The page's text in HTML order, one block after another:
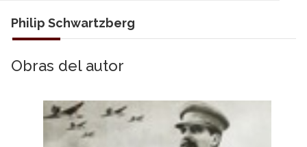
Philip Schwartzberg
Obras del autor